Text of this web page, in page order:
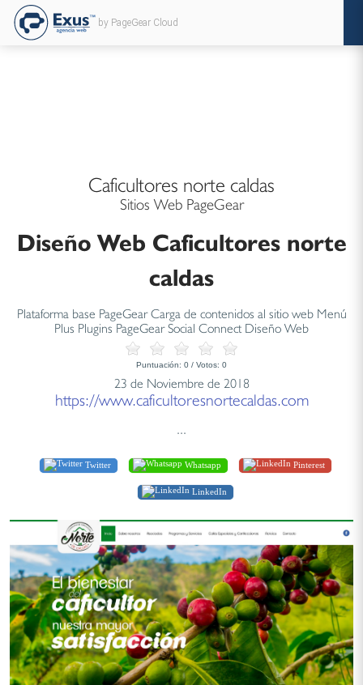
by PageGear Cloud
Caficultores norte caldas
Sitios Web PageGear
Diseño Web Caficultores norte
caldas
Plataforma base PageGear Carga de contenidos al sitio web Menú
Plus Plugins PageGear Social Connect Diseño Web
Puntuación: 0 / Votos: 0
23 de Noviembre de 2018
https://www.caficultoresnortecaldas.com
...
Twitter Whatsapp Pinterest
LinkedIn